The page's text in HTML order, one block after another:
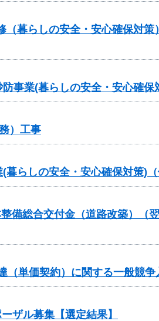
暮らしの安全・安心確保対策
防事業(暮らしの安全・安心確
）工事
(暮らしの安全・安心確保対策
備総合交付金（道路改築）（
（単価契約）に関する一般競争
ザル募集【選定結果】